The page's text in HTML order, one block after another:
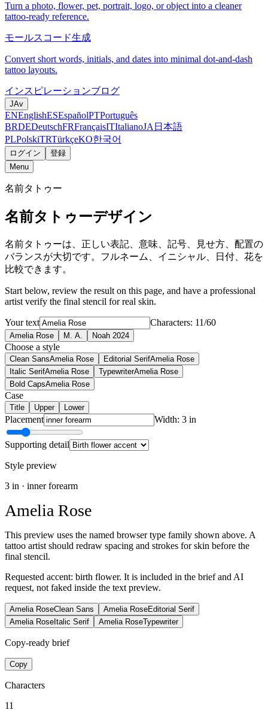
Turn a photo, flower, pet, portrait, logo, or object into a cleaner
tattoo-ready reference.
モールスコード生成
Convert short words, initials, and dates into minimal dot-and-dash
tattoo layouts.
インスピレーションブログ
JAv
ENEnglishESEspañolPTPortuguês
BRDEDeutschFRFrançaisITItalianoJA 日本語
PLPolskiTRTürkçeKO한국어
ログイン
登録
Menu
名前タトゥー
名前タトゥーデザイン
名前タトゥーは、正しい表記、意味、記号、見せ方、配置の
バランスが大切です。フルネーム、イニシャル、日付、花を
比較できます。
Start below, review the result on this page, and have a professional
artist verify the final stencil for real skin.
Your text Characters: 11/60
Amelia Rose M. A. Noah 2024
Choose a style
Clean SansAmelia Rose Editorial SerifAmelia Rose
Italic SerifAmelia Rose TypewriterAmelia Rose
Bold CapsAmelia Rose
Case
Title Upper Lower
Placement Width: 3 in
Supporting detail
Style preview
3 in · inner forearm
Amelia Rose
This preview uses the named browser type family shown above. A
tattoo artist should redraw spacing and strokes for skin before the
final stencil.
Requested accent: birth flower. It is included in the brief and AI
request, not faked inside the text preview.
Amelia RoseClean Sans Amelia RoseEditorial Serif
Amelia Rose Italic Serif Amelia RoseTypewriter
Copy-ready brief
Copy
Characters
11